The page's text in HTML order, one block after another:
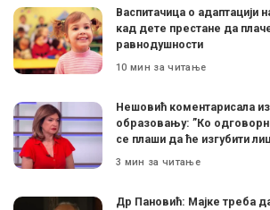
Васпитачица о адаптацији
кад дете престане да
равнодушности
10 мин за читање
Нешовић коментарисала
образовању: ”Ко
се плаши да ће изгубити
3 мин за читање
Др Пановић: Мајке треба